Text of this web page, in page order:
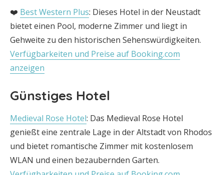
❤️ Best Western Plus: Dieses Hotel in der Neustadt
bietet einen Pool, moderne Zimmer und liegt in
Gehweite zu den historischen Sehenswürdigkeiten.
Verfügbarkeiten und Preise auf Booking.com
anzeigen
Günstiges Hotel
Medieval Rose Hotel: Das Medieval Rose Hotel
genießt eine zentrale Lage in der Altstadt von Rhodos
und bietet romantische Zimmer mit kostenlosem
WLAN und einen bezaubernden Garten.